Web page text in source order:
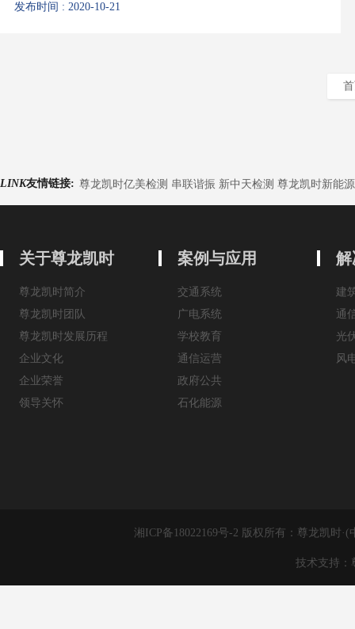
发布时间 : 2020-10-21
LINK友情链接: 尊龙凯时亿美检测 串联谐振 新中天检测 尊龙凯时新能源
关于尊龙凯时
尊龙凯时简介
尊龙凯时团队
尊龙凯时发展历程
企业文化
企业荣誉
领导关怀
案例与应用
交通系统
广电系统
学校教育
通信运营
政府公共
石化能源
解
建
通
光
风
湘ICP备18022169号-2 版权所有：尊龙凯时
技术支持